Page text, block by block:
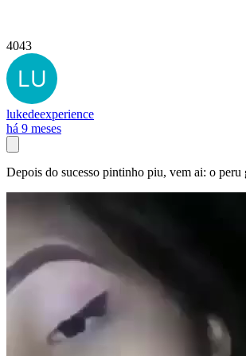
4043
lukedeexperience
há 9 meses
Depois do sucesso pintinho piu, vem ai: o